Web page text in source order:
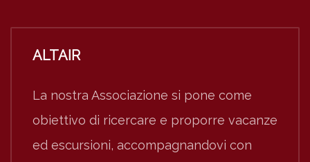
ALTAIR
La nostra Associazione si pone come
obiettivo di ricercare e proporre vacanze
ed escursioni, accompagnandovi con